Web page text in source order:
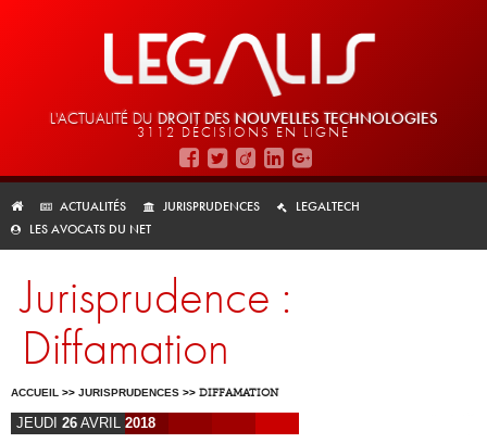
L'ACTUALITÉ DU DROIT DES NOUVELLES TECHNOLOGIES
3112 DÉCISIONS EN LIGNE
ACTUALITÉS JURISPRUDENCES
LEGALTECH
LES AVOCATS DU NET
Jurisprudence :
Diffamation
ACCUEIL >> JURISPRUDENCES >> DIFFAMATION
JEUDI 26 AVRIL 2018